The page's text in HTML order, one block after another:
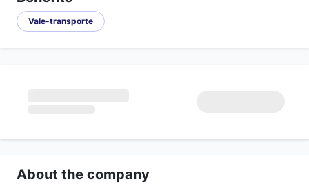
Vale-transporte
About the company